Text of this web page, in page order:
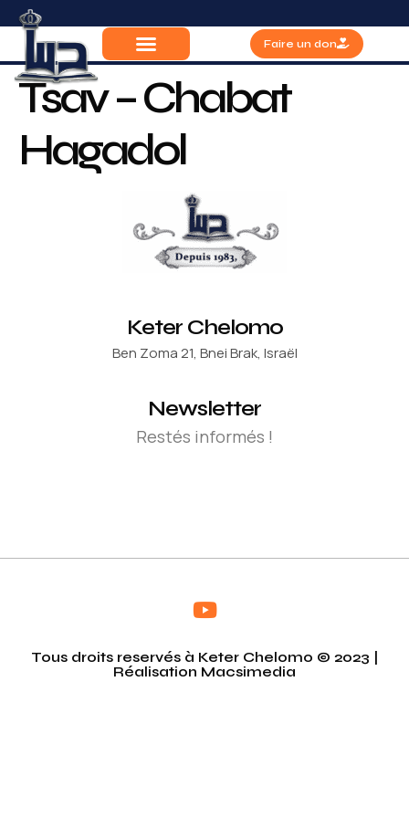
Faire un don
Tsav – Chabat
Hagadol
Keter Chelomo
Ben Zoma 21, Bnei Brak, Israël
Newsletter
Restés informés !
Tous droits reservés à Keter Chelomo © 2023 |
Réalisation Macsimedia